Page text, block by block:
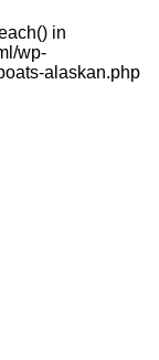
in
wp-
alaskan.php